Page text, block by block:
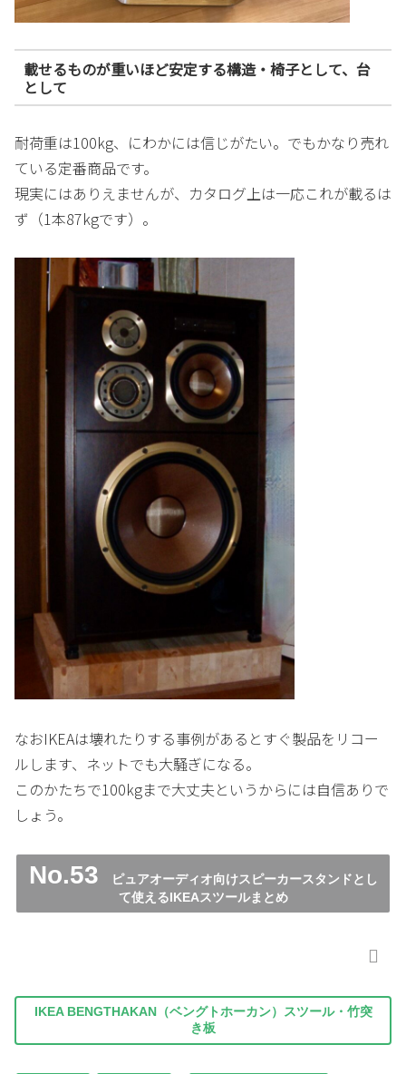
載せるものが重いほど安定する構造・椅子として、台
として
耐荷重は100kg、にわかには信じがたい。でもかなり売れ
ている定番商品です。
現実にはありえませんが、カタログ上は一応これが載るは
ず（1本87kgです）。
なおIKEAは壊れたりする事例があるとすぐ製品をリコー
ルします、ネットでも大騒ぎになる。
このかたちで100kgまで大丈夫というからには自信ありで
しょう。
No.53 ピュアオーディオ向けスピーカースタンドとし
て使えるIKEAスツールまとめ
IKEA BENGTHAKAN（ベングトホーカン）スツール・竹突
き板